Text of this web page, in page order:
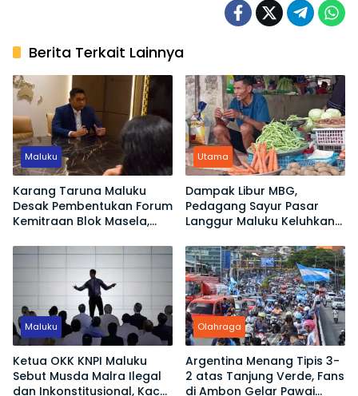
Berita Terkait Lainnya
Maluku
Karang Taruna Maluku
Desak Pembentukan Forum
Kemitraan Blok Masela,
Sekadar Jadi Penonton
Utama
Dampak Libur MBG,
Pedagang Sayur Pasar
Langgur Maluku Keluhkan
Maluku
Ketua OKK KNPI Maluku
Sebut Musda Malra Ilegal
dan Inkonstitusional, Kace
Olahraga
Argentina Menang Tipis 3-
2 atas Tanjung Verde, Fans
di Ambon Gelar Pawai